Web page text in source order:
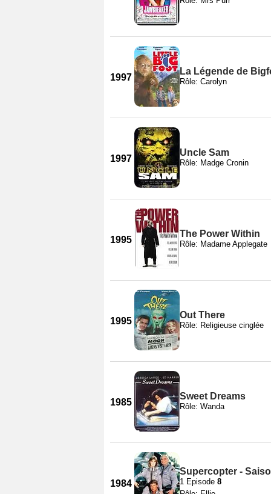
1997
La Légende de
Rôle: Carolyn
1997
Uncle Sam
Rôle: Madge Cronin
1995
The Power Within
Rôle: Madame Applegate
1995
Out There
Rôle: Religieuse cinglée
1985
Sweet Dreams
Rôle: Wanda
1984
Supercopter -
1 Episode 8